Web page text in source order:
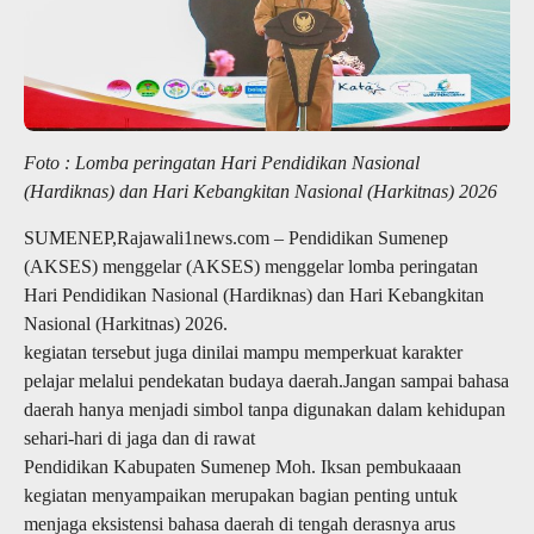
Foto : Lomba peringatan Hari Pendidikan Nasional
(Hardiknas) dan Hari Kebangkitan Nasional (Harkitnas) 2026
SUMENEP,Rajawali1news.com – Pendidikan Sumenep
(AKSES) menggelar (AKSES) menggelar lomba peringatan
Hari Pendidikan Nasional (Hardiknas) dan Hari Kebangkitan
Nasional (Harkitnas) 2026.
kegiatan tersebut juga dinilai mampu memperkuat karakter
pelajar melalui pendekatan budaya daerah.Jangan sampai bahasa
daerah hanya menjadi simbol tanpa digunakan dalam kehidupan
sehari-hari di jaga dan di rawat
Pendidikan Kabupaten Sumenep Moh. Iksan pembukaaan
kegiatan menyampaikan merupakan bagian penting untuk
menjaga eksistensi bahasa daerah di tengah derasnya arus